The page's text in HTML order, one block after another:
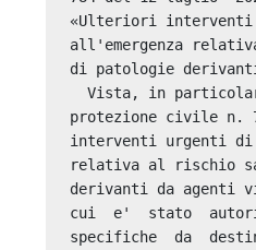
«Ulteriori
all'emergenza
di patologie
Vista, in
protezione civile n.
interventi urgenti di
relativa al rischio
derivanti da agenti
cui  e'  stato
specifiche  da